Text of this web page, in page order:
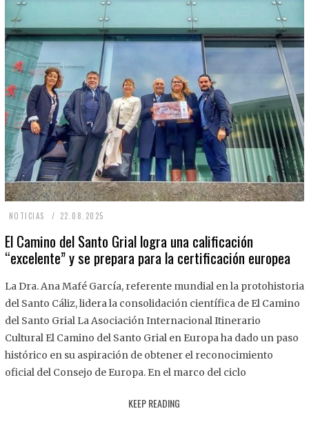
NOTICIAS 22.08.2025
.
8
2
2
El Camino del Santo Grial logra una calificación
“excelente” y se prepara para la certificación europea
La Dra. Ana Mafé García, referente mundial en la protohistoria
del Santo Cáliz, lidera la consolidación científica de El Camino
del Santo Grial La Asociación Internacional Itinerario
Cultural El Camino del Santo Grial en Europa ha dado un paso
histórico en su aspiración de obtener el reconocimiento
oficial del Consejo de Europa. En el marco del ciclo
KEEP READING